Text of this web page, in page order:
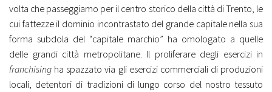
volta che passeggiamo per il centro storico della città di Trento, le
cui fattezze il dominio incontrastato del grande capitale nella sua
forma subdola del “capitale marchio” ha omologato a quelle
delle grandi città metropolitane. Il proliferare degli esercizi in
franchising ha spazzato via gli esercizi commerciali di produzioni
locali, detentori di tradizioni di lungo corso del nostro tessuto